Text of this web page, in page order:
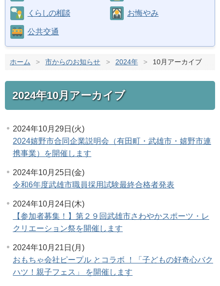
くらしの相談 お悔やみ
公共交通
ホーム > 市からのお知らせ > 2024年 > 10月アーカイブ
2024年10月アーカイブ
2024年10月29日(火)
2024嬉野市合同企業説明会（有田町・武雄市・嬉野市連
携事業）を開催します
2024年10月25日(金)
令和6年度武雄市職員採用試験最終合格者発表
2024年10月24日(木)
【参加者募集！】第２９回武雄市さわやかスポーツ・レ
クリエーション祭を開催します
2024年10月21日(月)
おもちゃ会社ピープル とコラボ ！「子どもの好奇心バク
ハツ！親子フェス」 を開催します